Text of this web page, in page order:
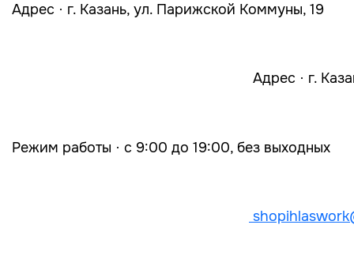
Адрес · г. Казань, ул. Парижской Коммуны, 19
Адрес · г.
Режим работы · с 9:00 до 19:00, без выходных